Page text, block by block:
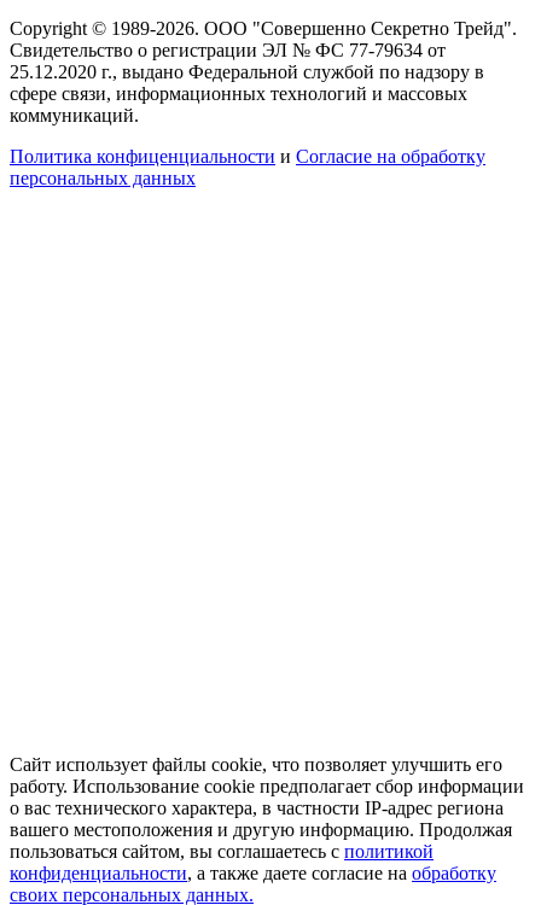
Copyright © 1989-2026. ООО "Совершенно Секретно Трейд".
Свидетельство о регистрации ЭЛ № ФС 77-79634 от
25.12.2020 г., выдано Федеральной службой по надзору в
сфере связи, информационных технологий и массовых
коммуникаций.
Политика конфиценциальности и Согласие на обработку
персональных данных
Сайт использует файлы cookie, что позволяет улучшить его
работу. Использование cookie предполагает сбор информации
о вас технического характера, в частности IP-адрес региона
вашего местоположения и другую информацию. Продолжая
пользоваться сайтом, вы соглашаетесь с политикой
конфиденциальности, а также даете согласие на обработку
своих персональных данных.